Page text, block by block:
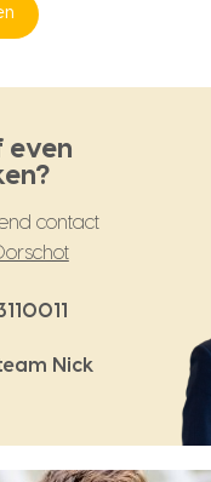
even
contact
Nick